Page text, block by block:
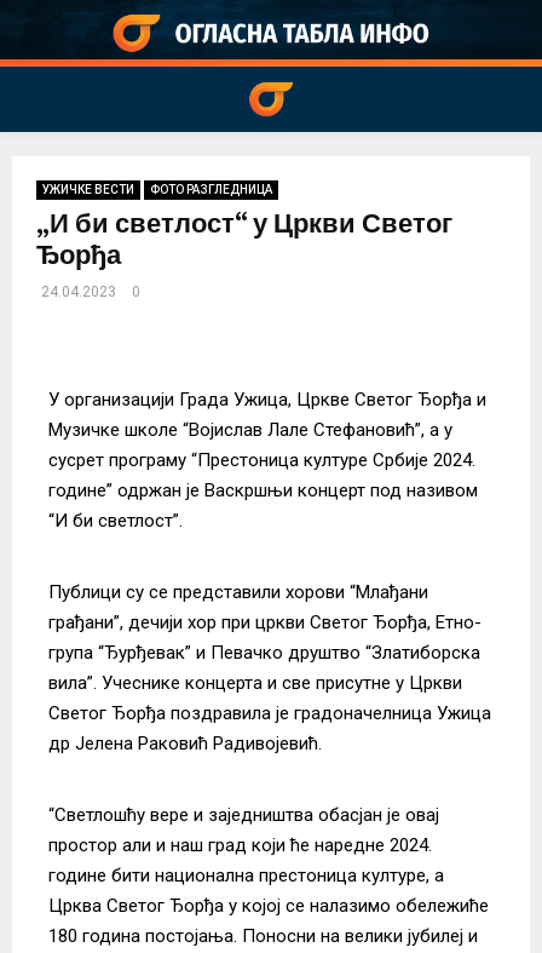
PRIMARY
MENU
УЖИЧКЕ ВЕСТИ ФОТО РАЗГЛЕДНИЦА
„И би светлост“ у Цркви Светог
Ђорђа
24.04.2023 0
У организацији Града Ужица, Цркве Светог Ђорђа и
Музичке школе “Војислав Лале Стефановић”, а у
сусрет програму “Престоница културе Србије 2024.
године” одржан је Васкршњи концерт под називом
“И би светлост”.
Публици су се представили хорови “Млађани
грађани”, дечији хор при цркви Светог Ђорђа, Етно-
група “Ђурђевак” и Певачко друштво “Златиборска
вила”. Учеснике концерта и све присутне у Цркви
Светог Ђорђа поздравила је градоначелница Ужица
др Јелена Раковић Радивојевић.
“Светлошћу вере и заједништва обасјан је овај
простор али и наш град који ће наредне 2024.
године бити национална престоница културе, а
Црква Светог Ђорђа у којој се налазимо обележиће
180 година постојања. Поносни на велики јубилеј и